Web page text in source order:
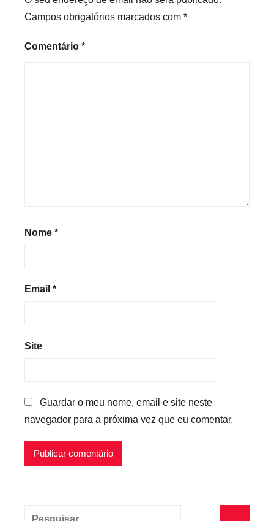
Campos obrigatórios marcados com *
Comentário *
Nome *
Email *
Site
Guardar o meu nome, email e site neste
navegador para a próxima vez que eu comentar.
Pesquisar